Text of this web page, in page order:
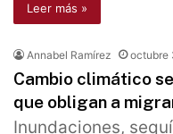
Leer más »
Annabel Ramírez octubre
Cambio climático
que obligan a
Inundaciones,